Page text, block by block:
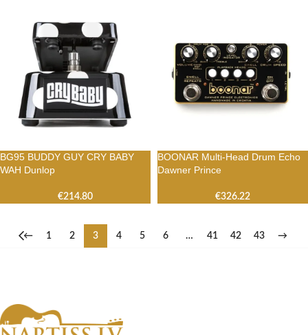
BG95 BUDDY GUY CRY BABY
WAH Dunlop
€214.80
BOONAR Multi-Head Drum Echo
Dawner Prince
€326.22
← 1 2 3 4 5 6 … 41 42 43 →